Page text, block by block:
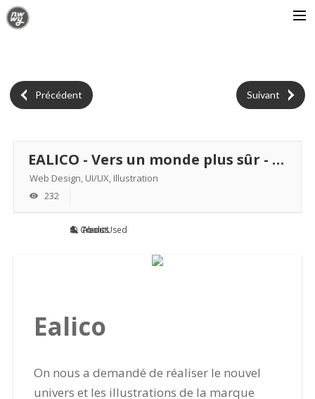
ATELIERS
PERSONNALITÉS
Précédent Suivant
Ealico
On nous a demandé de réaliser le nouvel
univers et les illustrations de la marque
EALICO - Vers un monde plus sûr - Brand design - Web
Web Design, UI/UX, Illustration
232
Tools Used
About
Credits